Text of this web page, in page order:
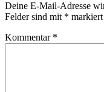
Deine E-Mail-Adresse
Felder sind mit * markiert
Kommentar *